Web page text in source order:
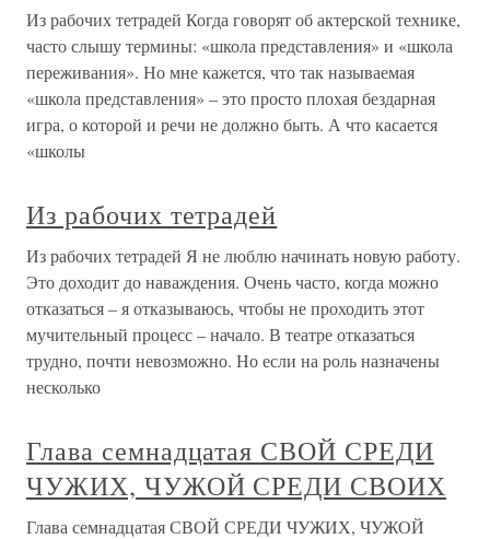
Из рабочих тетрадей Когда говорят об актерской технике,
часто слышу термины: «школа представления» и «школа
переживания». Но мне кажется, что так называемая
«школа представления» – это просто плохая бездарная
игра, о которой и речи не должно быть. А что касается
«школы
Из рабочих тетрадей
Из рабочих тетрадей Я не люблю начинать новую работу.
Это доходит до наваждения. Очень часто, когда можно
отказаться – я отказываюсь, чтобы не проходить этот
мучительный процесс – начало. В театре отказаться
трудно, почти невозможно. Но если на роль назначены
несколько
Глава семнадцатая СВОЙ СРЕДИ
ЧУЖИХ, ЧУЖОЙ СРЕДИ СВОИХ
Глава семнадцатая СВОЙ СРЕДИ ЧУЖИХ, ЧУЖОЙ